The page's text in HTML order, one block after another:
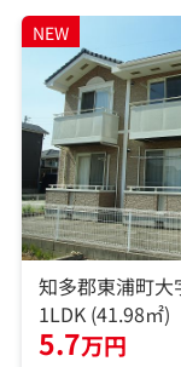
NEW
知多郡東浦町
1LDK (41.98㎡)
5.7万円